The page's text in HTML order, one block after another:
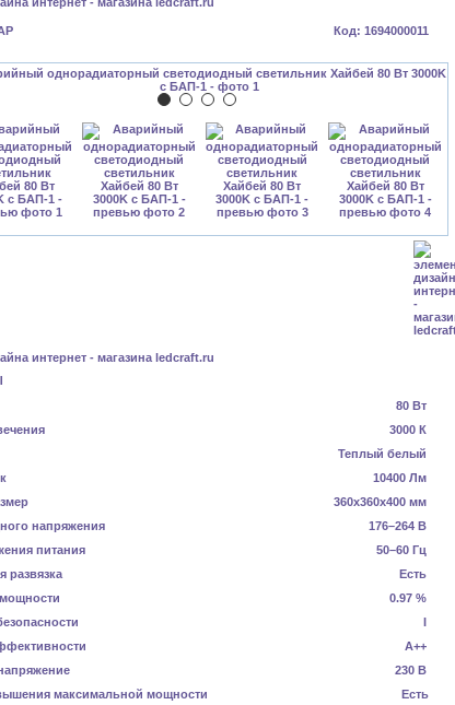
Код: 1694000011
80 Вт
3000 К
Теплый белый
10400 Лм
360x360x400 мм
напряжения
176–264 В
питания
50–60 Гц
развязка
Есть
0.97 %
I
А++
230 В
максимальной мощности
Есть